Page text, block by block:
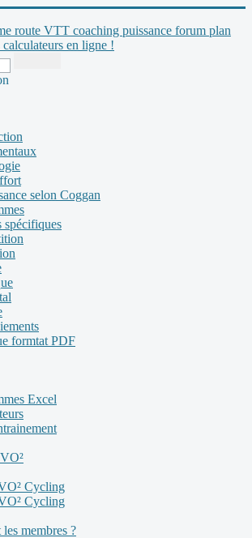
route VTT coaching puissance forum plan
en ligne !
selon Coggan
spécifiques
formtat PDF
Excel
Cycling
Cycling
membres ?